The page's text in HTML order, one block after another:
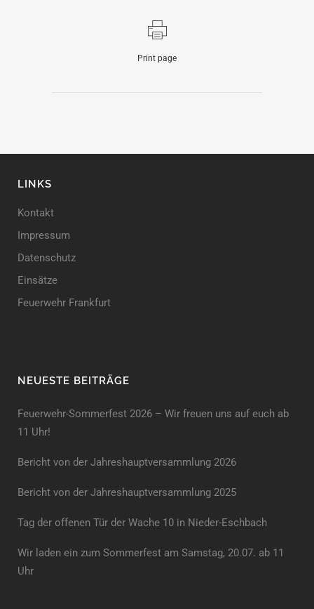
Print page
LINKS
Kontakt
Impressum
Datenschutz
Einsätze
Feuerwehr Frankfurt
NEUESTE BEITRÄGE
Feuerwehr-Sommerfest 2026 – Wir freuen uns auf euch ab
11 Uhr!
Bericht von der Jahreshauptversammlung 2026
Bericht von der Jahreshaupt­versammlung 2025
Tag der offenen Tür der Wache 10 in Nieder-Eschbach
Wir laden ein zum Sommerfest am Samstag, 20.07. ab 11
Uhr